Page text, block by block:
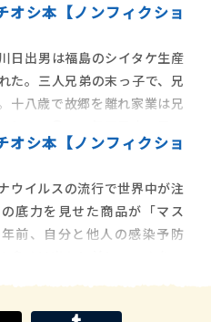
新聞記者である著者はソウル
李仲燮の存在を知る。彼の絵
で方子へのインタビューを重
は1916年に日本統治下にあっ
オシ本【ノンフィクショ
日出男は福島のシイタケ生産
た。三人兄弟の末っ子で、兄
十八歳で故郷を離れ家業は兄
が彼の故郷を襲う。冒頭は二
月に行われた母親の納骨風景
、施設で寝たきりだった母の
ことを兄弟で決めたときに、
震災
オシ本【ノンフィクショ
ウイルスの流行で世界中が注
底力を見せた商品が「マス
前、自分と他人の感染予防